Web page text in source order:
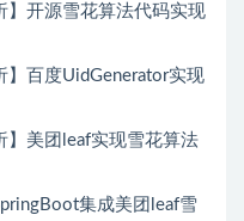
开源雪花算法代码实现
百度UidGenerator实现
美团leaf实现雪花算法
集成美团leaf雪